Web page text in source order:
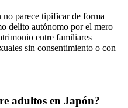
no parece tipificar de forma
delito autónomo por el mero
entre familiares
sin consentimiento o con
adultos en Japón?